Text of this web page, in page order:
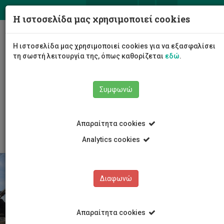
Σχολή Μηχανικής και Τεχνολογίας
Τμήμα Πολιτικών Μηχανικών και Μηχανικών
Ανακοινώσεις τμήματος
Άρθρο
Η ιστοσελίδα μας χρησιμοποιεί cookies
Η ιστοσελίδα μας χρησιμοποιεί cookies για να εξασφαλίσει
τη σωστή λειτουργία της, όπως καθορίζεται εδώ.
Συμφωνώ
Απαραίτητα cookies
Analytics cookies
Διαφωνώ
Απαραίτητα cookies